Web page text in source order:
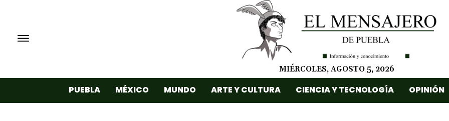
MIÉRCOLES, AGOSTO 5, 2026
PUEBLA MÉXICO MUNDO ARTE Y CULTURA CIENCIA Y TECNOLOGÍA OPINIÓN